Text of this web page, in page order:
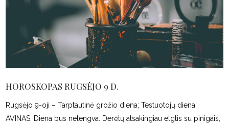
HOROSKOPAS RUGSĖJO 9 D.
Rugsėjo 9-oji – Tarptautinė grožio diena; Testuotojų diena.
AVINAS. Diena bus nelengva. Derėtų atsakingiau elgtis su pinigais,